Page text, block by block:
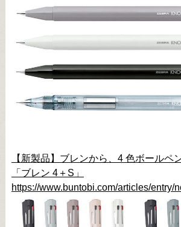
【新製品】ブレンから、4 色ボールペ
「ブレン 4＋S」
https://www.buntobi.com/articles/entry/